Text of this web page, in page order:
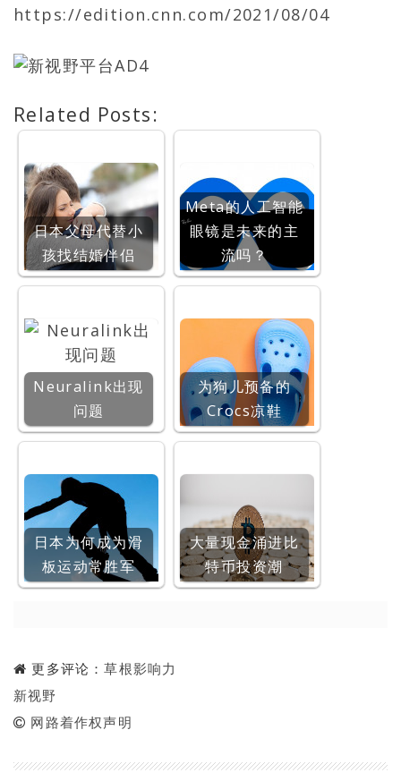
https://edition.cnn.com/2021/08/04
Related Posts:
日本父母代替小
孩找结婚伴侣
Meta的人工智能
眼镜是未来的主
流吗？
Neuralink出现
问题
为狗儿预备的
Crocs凉鞋
日本为何成为滑
板运动常胜军
大量现金涌进比
特币投资潮
更多评论：草根影响力
新视野
网路着作权声明